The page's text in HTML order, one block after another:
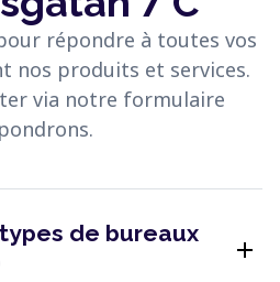
répondre à toutes vos
nos produits et services.
via notre formulaire
de bureaux
add